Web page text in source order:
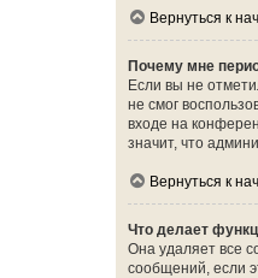
Вернуться к
Почему мне
Если вы не
не смог
входе на
значит, что
Вернуться к
Что делает
Она удаляет все
сообщений, если